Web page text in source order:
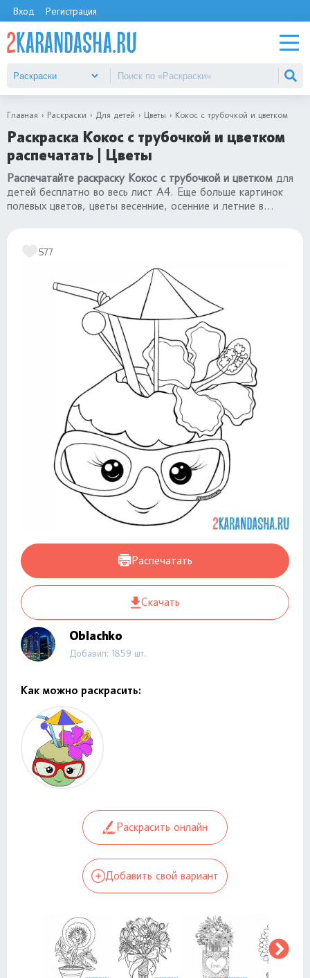
Вход Регистрация
Главная Раскраски Для детей Цветы Кокос с трубочкой и цветком
Раскраска Кокос с трубочкой и цветком
распечатать | Цветы
Распечатайте раскраску Кокос с трубочкой и цветком для
детей бесплатно во весь лист А4. Еще больше картинок
полевых цветов, цветы весенние, осенние и летние в
577
Распечатать
Скачать
Oblachko
Добавил: 1859 шт.
Как можно раскрасить:
Раскрасить онлайн
Добавить свой вариант